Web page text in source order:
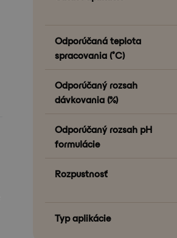
Odporúčaná teplota
spracovania (°C)
Odporúčaný rozsah
dávkovania (%)
Odporúčaný rozsah pH
formulácie
Rozpustnosť
Typ aplikácie